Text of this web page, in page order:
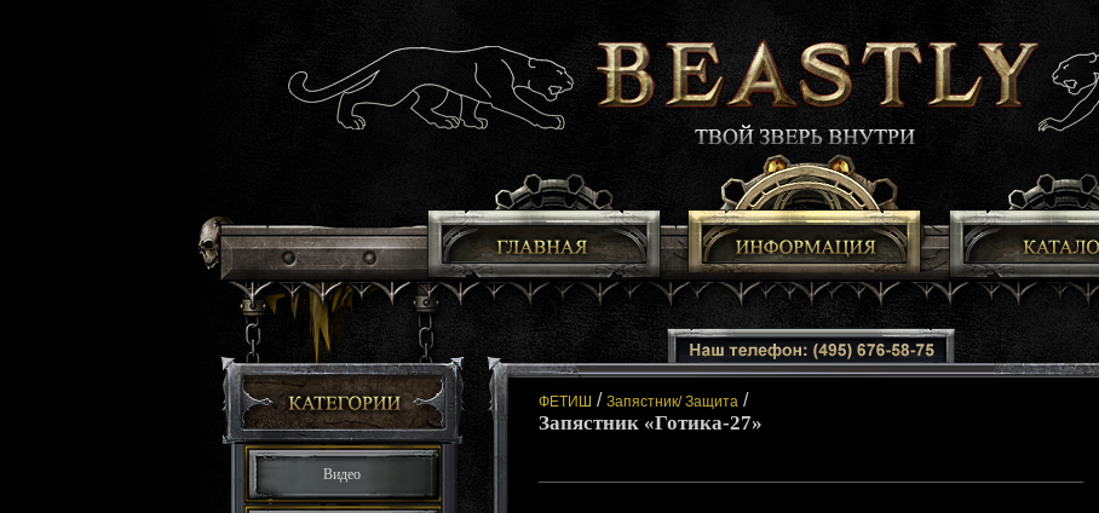
Видео
ФЕТИШ / Запястник/ Защита /
Запястник «Готика-27»